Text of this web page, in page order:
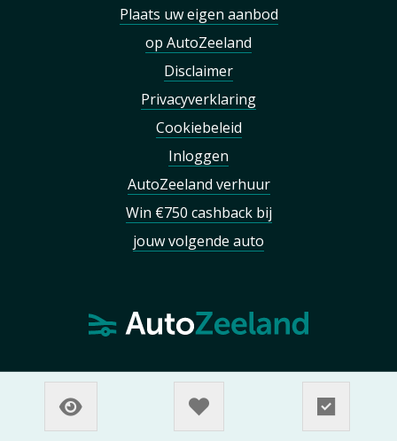
Plaats uw eigen aanbod
op AutoZeeland
Disclaimer
Privacyverklaring
Cookiebeleid
Inloggen
AutoZeeland verhuur
Win €750 cashback bij
jouw volgende auto
Heeft u een vraag / opmerking dan kunt u gebruik
contact formulier